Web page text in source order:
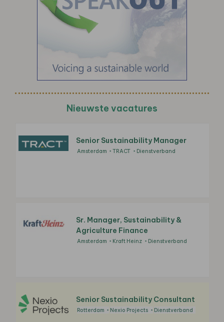
Nieuwste vacatures
Senior Sustainability Manager
Amsterdam TRACT Dienstverband
Sr. Manager, Sustainability &
Agriculture Finance
Amsterdam Kraft Heinz Dienstverband
Senior Sustainability Consultant
Rotterdam Nexio Projects Dienstverband